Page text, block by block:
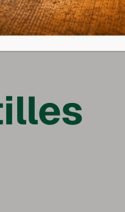
>Saucisses aux lentilles